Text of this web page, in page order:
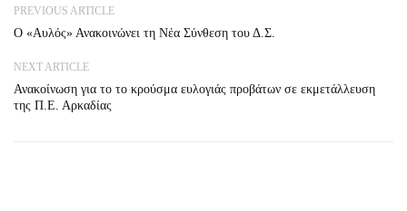
PREVIOUS ARTICLE
Ο «Αυλός» Ανακοινώνει τη Νέα Σύνθεση του Δ.Σ.
NEXT ARTICLE
Ανακοίνωση για το το κρούσμα ευλογιάς προβάτων σε εκμετάλλευση
της Π.Ε. Αρκαδίας